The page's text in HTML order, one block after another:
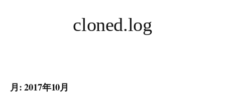
ス
cloned.log
月:2017年10月